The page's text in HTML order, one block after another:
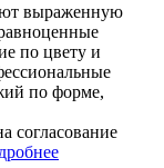
выраженную
по цвету и
по форме,
согласование